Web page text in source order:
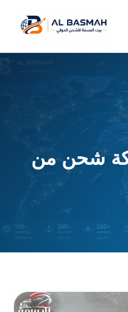
شحن من